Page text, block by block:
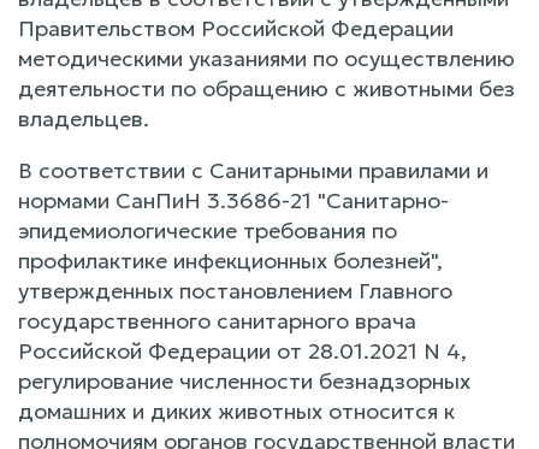
Правительством Российской Федерации
методическими указаниями по осуществлению
деятельности по обращению с животными без
владельцев.
В соответствии с Санитарными правилами и
нормами СанПиН 3.3686-21 "Санитарно-
эпидемиологические требования по
профилактике инфекционных болезней",
утвержденных постановлением Главного
государственного санитарного врача
Российской Федерации от 28.01.2021 N 4,
регулирование численности безнадзорных
домашних и диких животных относится к
полномочиям органов государственной власти